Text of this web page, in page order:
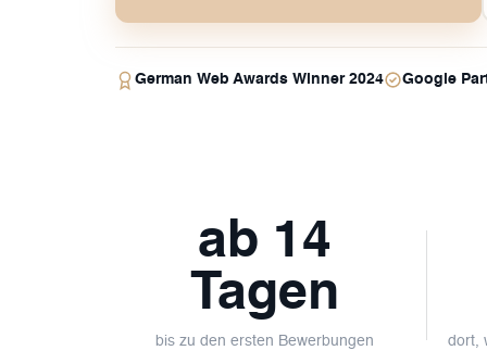
German Web Awards Winner 2024 Google
ab 14
Tagen
bis zu den ersten Bewerbungen dort,